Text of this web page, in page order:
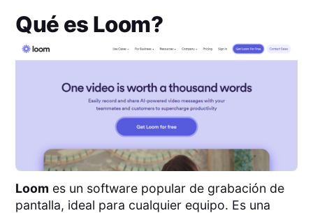
Qué es Loom?
Loom es un software popular de grabación de
pantalla, ideal para cualquier equipo. Es una